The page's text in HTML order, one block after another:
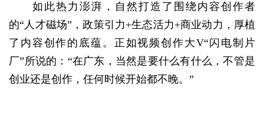
如此热力澎湃，自然打造了围绕内容创作者
的“人才磁场”，政策引力+生态活力+商业动力，厚植
了内容创作的底蕴。正如视频创作大V“闪电制片
厂”所说的：“在广东，当然是要什么有什么，不管是
创业还是创作，任何时候开始都不晚。”